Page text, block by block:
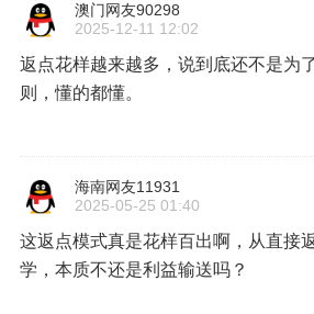
澳门网友90298
2025-12-11 12:02
返点花样越来越多，说到底还不是为
则，懂的都懂。
海南网友11931
2025-05-25 01:40
这返点模式真是花样百出啊，从直接
学，本质不还是利益输送吗？